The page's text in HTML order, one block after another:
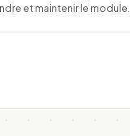
et maintenir le module.